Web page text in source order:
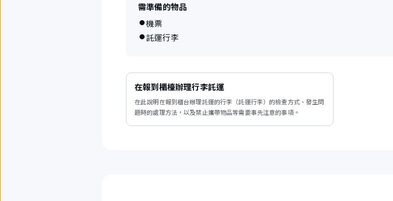
需準備的物品
機票
託運行李
在報到櫃檯辦理行李託運
在此說明在報到櫃台辦理託運的行李（託運行李）的檢查方式、發生問
題時的處理方法，以及禁止攜帶物品等需要事先注意的事項。